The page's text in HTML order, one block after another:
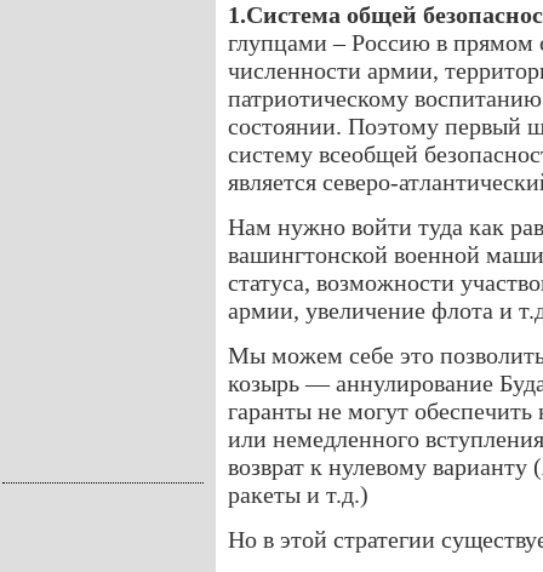
1.Система общей
глупцами – Россию в прямом
численности армии,
патриотическому
состоянии. Поэтому первый
систему всеобщей
является северо-
Нам нужно войти туда как
вашингтонской военной
статуса, возможности
армии, увеличение флота и
Мы можем себе это
козырь — аннулирование
гаранты не могут
или немедленного
возврат к нулевому
ракеты и т.д.)
Но в этой стратегии